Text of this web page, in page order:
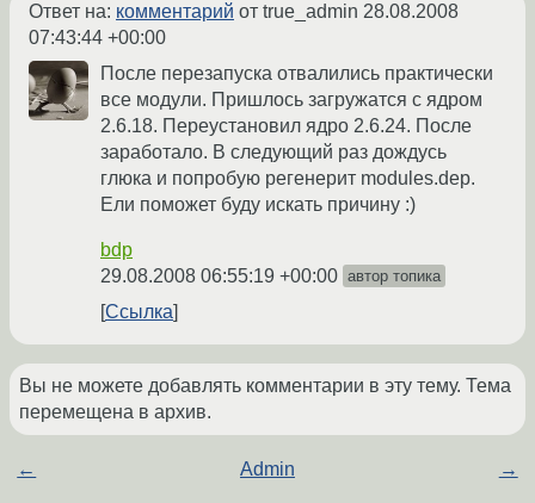
Ответ на: комментарий от true_admin 28.08.2008
07:43:44 +00:00
После перезапуска отвалились практически
все модули. Пришлось загружатся с ядром
2.6.18. Переустановил ядро 2.6.24. После
заработало. В следующий раз дождусь
глюка и попробую регенерит modules.dep.
Ели поможет буду искать причину :)
bdp
29.08.2008 06:55:19 +00:00 автор топика
Ссылка
Вы не можете добавлять комментарии в эту тему. Тема
перемещена в архив.
← Admin →